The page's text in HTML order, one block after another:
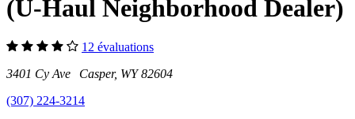
(U-Haul Neighborhood Dealer)
12 évaluations
3401 Cy Ave Casper, WY 82604
(307) 224-3214